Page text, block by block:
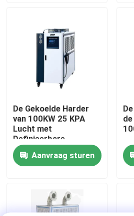
Kwaliteitscontrole
Neem contact met ons op
Nieuws
Gevallen
Hoge snelheidsdynamometer
De Gekoelde Harder
van 100KW 25 KPA
Lucht met
Definieerbare
Temperatuur
Aanvraag sturen